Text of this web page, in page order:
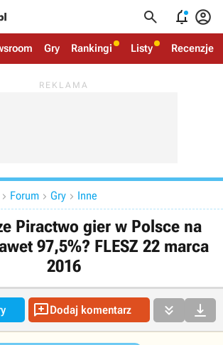
  
Gry Rankingi Listy Recenzje
 Forum  Gry  Inne
Piractwo gier w Polsce na
97,5%? FLESZ 22 marca
2016
Dodaj komentarz  